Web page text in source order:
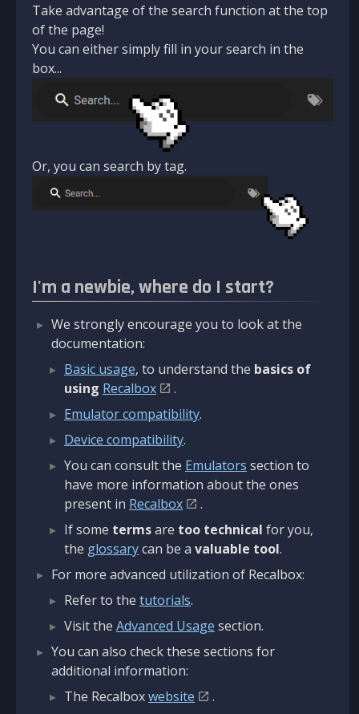
Take advantage of the search function at the top
of the page!
You can either simply fill in your search in the
box...
Or, you can search by tag.
I'm a newbie, where do I start?
We strongly encourage you to look at the
documentation:
Basic usage, to understand the basics of
using Recalbox
.
Emulator compatibility.
Device compatibility.
You can consult the Emulators section to
have more information about the ones
present in Recalbox
.
If some termsare too technical for you,
the glossarycan be a valuable tool.
For more advanced utilization of Recalbox:
Refer to the tutorials.
Visit the Advanced Usage section.
You can also check these sections for
additional information:
The Recalboxwebsite
.